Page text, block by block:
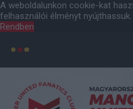
A weboldalunkon cookie-kat
felhasználói élményt nyújthassuk.
Rendben